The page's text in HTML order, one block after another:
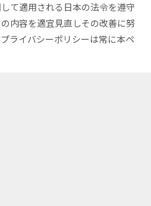
て適用される日本の法令を遵守
内容を適宜見直しその改善に努
ライバシーポリシーは常に本ペ